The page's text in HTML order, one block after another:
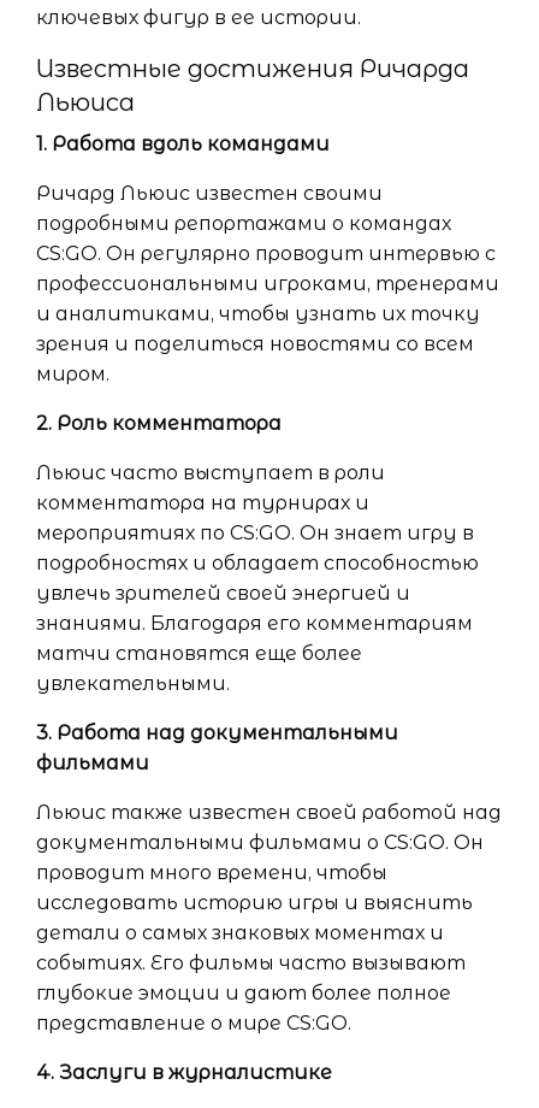
ключевых фигур в ее истории.
Известные достижения Ричарда
Льюиса
1. Работа вдоль командами
Ричард Льюис известен своими
подробными репортажами о командах
CS:GO. Он регулярно проводит интервью с
профессиональными игроками, тренерами
и аналитиками, чтобы узнать их точку
зрения и поделиться новостями со всем
миром.
2. Роль комментатора
Льюис часто выступает в роли
комментатора на турнирах и
мероприятиях по CS:GO. Он знает игру в
подробностях и обладает способностью
увлечь зрителей своей энергией и
знаниями. Благодаря его комментариям
матчи становятся еще более
увлекательными.
3. Работа над документальными
фильмами
Льюис также известен своей работой над
документальными фильмами о CS:GO. Он
проводит много времени, чтобы
исследовать историю игры и выяснить
детали о самых знаковых моментах и
событиях. Его фильмы часто вызывают
глубокие эмоции и дают более полное
представление о мире CS:GO.
4. Заслуги в журналистике